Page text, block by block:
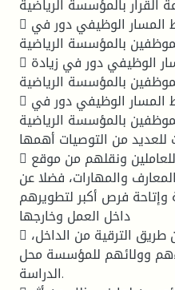
بالمؤسسة الرياضية.
 تحققت الفرضية الثانية التي نصت على لتخطيط المسار الوظيفي دور في
بالمؤسسة الرياضية.
 تحققت الفرضية الثالثة التي نصت على لتخطيط المسار الوظيفي دور في زيادة
بالمؤسسة الرياضية.
 تحققت الفرضية الرابعة التي نصت على لتخطيط المسار الوظيفي دور في
بالمؤسسة الرياضية.
من التوصيات أهمها :
 ضرورة زيادة الاهتمام بتطوير المسار الوظيفي للعاملين ونقلهم من موقع
والمهارات، فضلا عن
وإتاحة فرص أكبر لتطويرهم
داخل العمل وخارجها
 توفير احتياجات المؤسسة من الموارد البشرية عن طريق الترقية من الداخل،
وولائهم للمؤسسة محل
الدراسة.